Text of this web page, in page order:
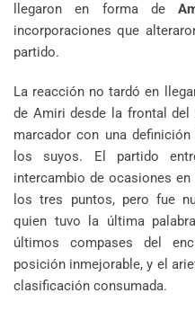
llegaron en forma de
incorporaciones que
partido.
La reacción no tardó en
de Amiri desde la frontal del
marcador con una
los suyos. El partido
intercambio de ocasiones
los tres puntos, pero fue
quien tuvo la última
últimos compases del
posición inmejorable, y el
clasificación consumada.